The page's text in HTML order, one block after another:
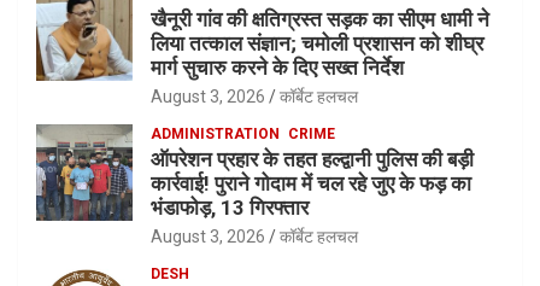
खैनूरी गांव की क्षतिग्रस्त सड़क का सीएम धामी ने
लिया तत्काल संज्ञान; चमोली प्रशासन को शीघ्र
मार्ग सुचारु करने के दिए सख्त निर्देश
August 3, 2026 कॉर्बेट हलचल
ADMINISTRATION CRIME
ऑपरेशन प्रहार के तहत हल्द्वानी पुलिस की बड़ी
कार्रवाई! पुराने गोदाम में चल रहे जुए के फड़ का
भंडाफोड़, 13 गिरफ्तार
August 3, 2026 कॉर्बेट हलचल
DESH